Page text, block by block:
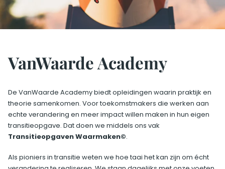
VanWaarde Academy
De VanWaarde Academy biedt opleidingen waarin praktijk en
theorie samenkomen. Voor toekomstmakers die werken aan
echte verandering en meer impact willen maken in hun eigen
transitieopgave. Dat doen we middels ons vak
Transitieopgaven Waarmaken©.
Als pioniers in transitie weten we hoe taai het kan zijn om écht